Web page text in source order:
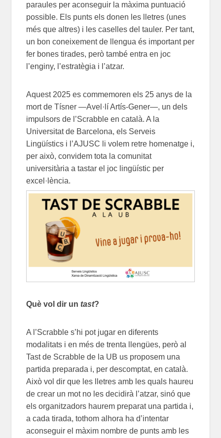
paraules per aconseguir la màxima puntuació
possible. Els punts els donen les lletres (unes
més que altres) i les caselles del tauler. Per tant,
un bon coneixement de llengua és important per
fer bones tirades, però també entra en joc
l’enginy, l’estratègia i l’atzar.
Aquest 2025 es commemoren els 25 anys de la
mort de Tísner—Avel·lí Artís-Gener—, un dels
impulsors de l’Scrabble en català. A la
Universitat de Barcelona, els Serveis
Lingüístics i l’AJUSC li volem retre homenatge i,
per això, convidem tota la comunitat
universitària a tastar el joc lingüístic per
excel·lència.
Què vol dir untast?
A l’Scrabble s’hi pot jugar en diferents
modalitats i en més de trenta llengües, però al
Tast de Scrabble de la UB us proposem una
partida preparada i, per descomptat, en català.
Això vol dir que les lletres amb les quals haureu
de crear un mot no les decidirà l’atzar, sinó que
els organitzadors haurem preparat una partida i,
a cada tirada, tothom alhora ha d’intentar
aconseguir el màxim nombre de punts amb les